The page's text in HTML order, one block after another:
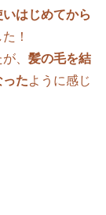
いはじめてから
！
が、髪の毛を結
たように感じ